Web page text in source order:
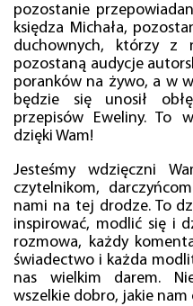
pozostanie
księdza Michała,
duchownych, którzy z
pozostaną audycje
poranków na żywo, a w
będzie się unosił
przepisów Eweliny. To
dzięki Wam!
Jesteśmy wdzięczni
czytelnikom,
nami na tej drodze. To
inspirować, modlić się i
rozmowa, każdy
świadectwo i każda
nas wielkim darem.
wszelkie dobro, jakie nam